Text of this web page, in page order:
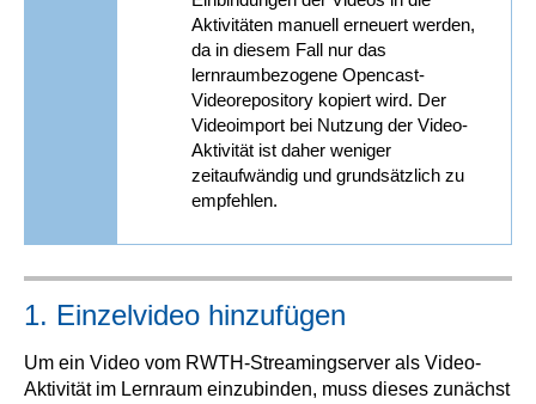
Aktivitäten manuell erneuert werden,
da in diesem Fall nur das
lernraumbezogene Opencast-
Videorepository kopiert wird. Der
Videoimport bei Nutzung der Video-
Aktivität ist daher weniger
zeitaufwändig und grundsätzlich zu
empfehlen.
1. Einzelvideo hinzufügen
Um ein Video vom RWTH-Streamingserver als Video-
Aktivität im Lernraum einzubinden, muss dieses zunächst